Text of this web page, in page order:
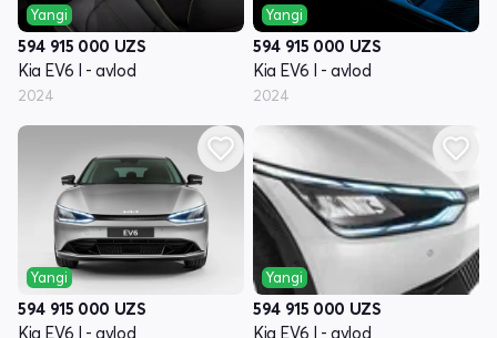
Yangi
594 915 000 UZS
Kia EV6 I - avlod
2024
Yangi
594 915 000 UZS
Kia EV6 I - avlod
2024
Yangi
594 915 000 UZS
Kia EV6 I - avlod
Yangi
594 915 000 UZS
Kia EV6 I - avlod